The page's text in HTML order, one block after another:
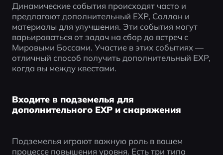
Динамические события происходят часто и
предлагают дополнительный EXP, Соллан и
материалы для улучшения. Эти события могут
варьироваться от задач на сбор до встреч с
Мировыми Боссами. Участие в этих событиях —
отличный способ получить дополнительный EXP,
когда вы между квестами.
Входите в подземелья для
дополнительного EXP и снаряжения
Подземелья играют важную роль в вашем
процессе повышения уровня. Есть три типа